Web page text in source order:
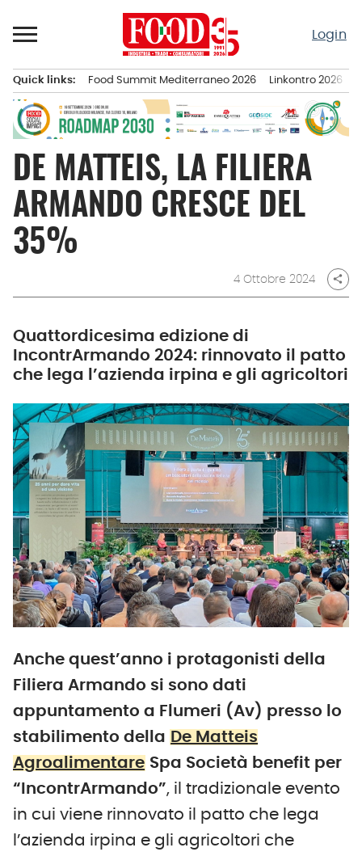
al
Login
principale
Quick links: Food Summit Mediterraneo 2026 Linkontro 2026
DE MATTEIS, LA FILIERA
ARMANDO CRESCE DEL
35%
4 Ottobre 2024 share
Quattordicesima edizione di
IncontrArmando 2024: rinnovato il patto
che lega l’azienda irpina e gli agricoltori
Anche quest’anno i protagonisti della
Filiera Armando si sono dati
appuntamento a Flumeri (Av) presso lo
stabilimento della De Matteis
Agroalimentare Spa Società benefit per
“IncontrArmando”, il tradizionale evento
in cui viene rinnovato il patto che lega
l’azienda irpina e gli agricoltori che